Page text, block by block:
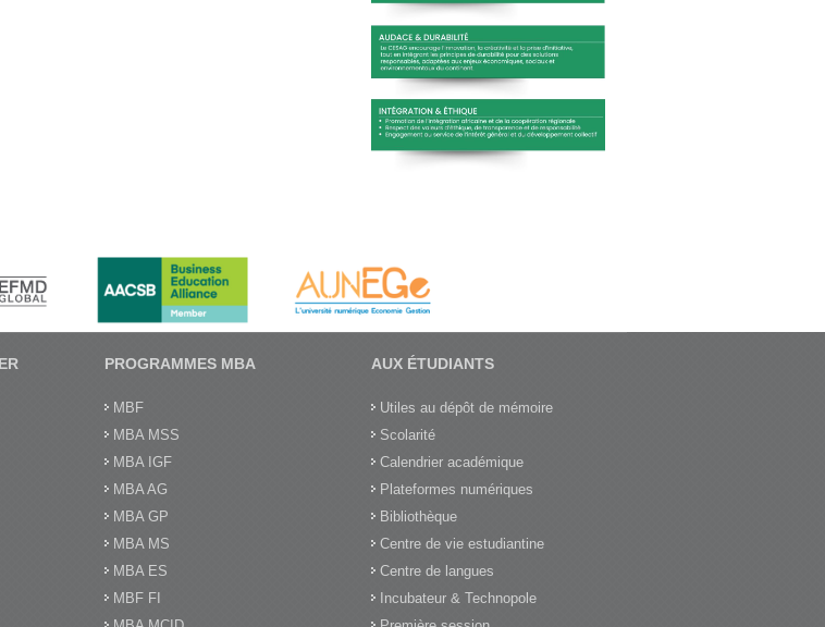
PROGRAMMES MBA
MBF
MBA MSS
MBA IGF
MBA AG
MBA GP
MBA MS
MBA ES
MBF FI
AUX ÉTUDIANTS
Utiles au dépôt de mémoire
Scolarité
Calendrier académique
Plateformes numériques
Bibliothèque
Centre de vie estudiantine
Centre de langues
Incubateur & Technopole